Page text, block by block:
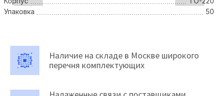
Упаковка
50
Наличие на складе в Москве широкого
перечня комплектующих